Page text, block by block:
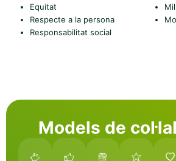
Equitat
Respecte a la persona
Responsabilitat social
Models de